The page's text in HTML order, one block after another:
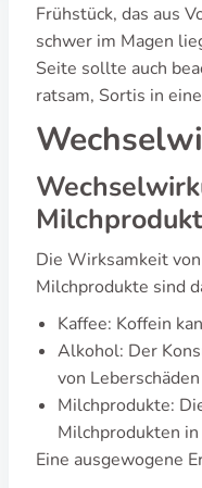
Frühstück, das aus
schwer im Magen
Seite sollte auch
ratsam, Sortis in
Die Wirksamkeit
Milchprodukte sind
Kaffee: Koffein
Alkohol: Der
von
Milchprodukte:
Milchprodukten
Eine ausgewogene